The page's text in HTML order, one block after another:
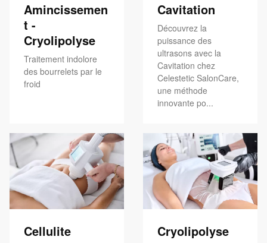
Amincissemen
t -
Cryolipolyse
Traitement indolore
des bourrelets par le
froid
Cavitation
Découvrez la
puissance des
ultrasons avec la
Cavitation chez
Celestetic SalonCare,
une méthode
innovante po...
Cellulite Cryolipolyse